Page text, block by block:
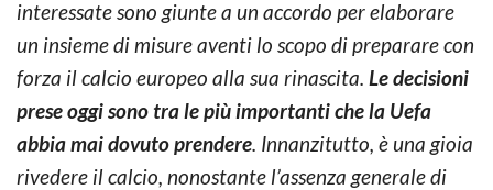
interessate sono giunte a un accordo per elaborare
un insieme di misure aventi lo scopo di preparare con
forza il calcio europeo alla sua rinascita. Le decisioni
prese oggi sono tra le più importanti che la Uefa
abbia mai dovuto prendere. Innanzitutto, è una gioia
rivedere il calcio, nonostante l’assenza generale di